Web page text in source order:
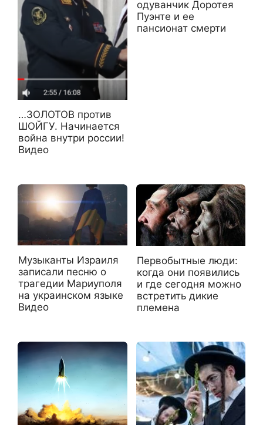
…ЗОЛОТОВ против
ШОЙГУ. Начинается
война внутри россии!
Видео
одуванчик Доротея
Пуэнте и ее
пансионат смерти
Музыканты Израиля
записали песню о
трагедии Мариуполя
на украинском языке
Видео
Первобытные люди:
когда они появились
и где сегодня можно
встретить дикие
племена